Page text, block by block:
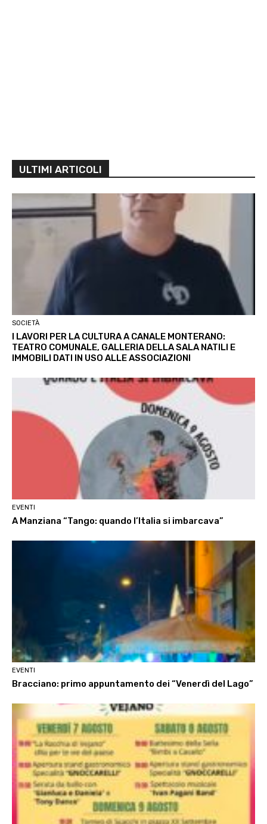
ULTIMI ARTICOLI
SOCIETÀ
I LAVORI PER LA CULTURA A CANALE MONTERANO:
TEATRO COMUNALE, GALLERIA DELLA SALA NATILI E
IMMOBILI DATI IN USO ALLE ASSOCIAZIONI
EVENTI
A Manziana “Tango: quando l’Italia si imbarcava”
EVENTI
Bracciano: primo appuntamento dei “Venerdì del Lago”